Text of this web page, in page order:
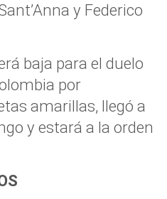
y Federico
baja para el duelo
por
amarillas, llegó a
y estará a la orden